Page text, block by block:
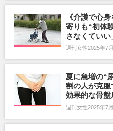
《介護で心
寄りも“初体
さなくてい
週刊女性2025年7
夏に急増の“
割の人が克服
効果的な骨盤
週刊女性2025年7